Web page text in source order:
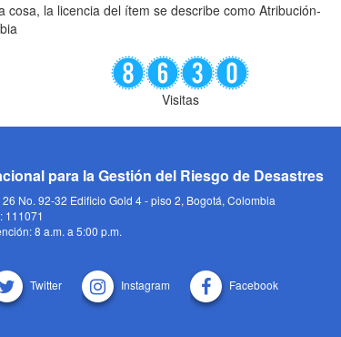
cosa, la licencia del ítem se describe como Atribución-
Visitas
para la Gestión del Riesgo de Desastres
No. 92-32 Edificio Gold 4 - piso 2, Bogotá, Colombia
111071
8 a.m. a 5:00 p.m.
Twitter Instagram Facebook